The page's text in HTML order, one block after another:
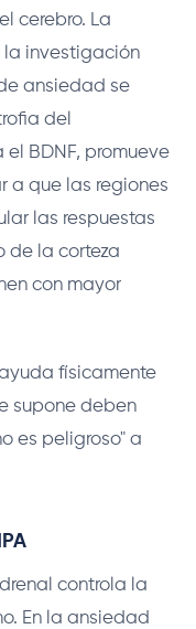
cerebro. La
la investigación
ansiedad se
del
BDNF, promueve
a que las regiones
las respuestas
de la corteza
con mayor
físicamente
supone deben
es peligroso" a
controla la
En la ansiedad